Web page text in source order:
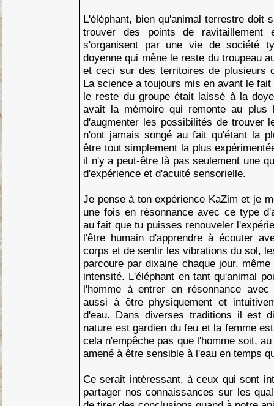
L'éléphant, bien qu'animal terrestre doit
trouver des points de ravitaillement
s'organisent par une vie de société
doyenne qui mène le reste du troupeau
et ceci sur des territoires de plusieurs
La science a toujours mis en avant le
le reste du groupe était laissé à la
avait la mémoire qui remonte au plus
d'augmenter les possibilités de trouver
n'ont jamais songé au fait qu'étant la
être tout simplement la plus
il n'y a peut-être là pas seulement une
d'expérience et d'acuité sensorielle.
Je pense à ton expérience KaZim et je
une fois en résonnance avec ce type
au fait que tu puisses renouveler
l'être humain d'apprendre à écouter
corps et de sentir les vibrations du sol,
parcoure par dixaine chaque jour,
intensité. L'éléphant en tant qu'animal
l'homme à entrer en résonnance
aussi à être physiquement et
d'eau. Dans diverses traditions il est
nature est gardien du feu et la femme
cela n'empêche pas que l'homme soit,
amené à être sensible à l'eau en temps
Ce serait intéressant, à ceux qui sont
partager nos connaissances sur les